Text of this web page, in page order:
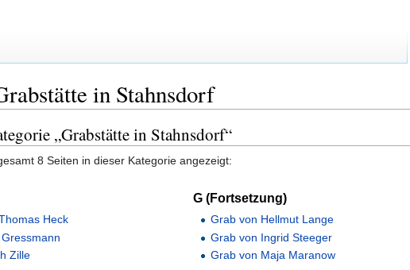
in Stahnsdorf
„Grabstätte in Stahnsdorf“
8 Seiten in dieser Kategorie angezeigt:
Heck
Zille
G (Fortsetzung)
Grab von Hellmut Lange
Grab von Ingrid Steeger
Grab von Maja Maranow